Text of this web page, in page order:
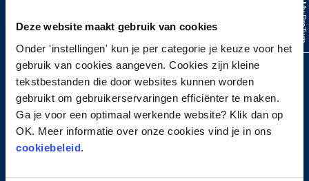
Deze website maakt gebruik van cookies
Onder 'instellingen' kun je per categorie je keuze voor het
gebruik van cookies aangeven. Cookies zijn kleine
tekstbestanden die door websites kunnen worden
gebruikt om gebruikerservaringen efficiënter te maken.
Ga je voor een optimaal werkende website? Klik dan op
OK. Meer informatie over onze cookies vind je in ons
cookiebeleid.
HOOFDMENU
Home
Over ProTurn
Werkwijze
Contact
My ProTurn